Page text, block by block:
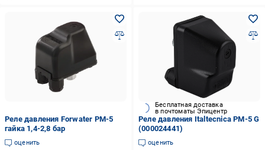
Реле давления Forwater PM-5
гайка 1,4-2,8 бар
оценить
Бесплатная доставка
в почтоматы Эпицентр
Реле давления Italtecnica PM-5 G
(000024441)
оценить